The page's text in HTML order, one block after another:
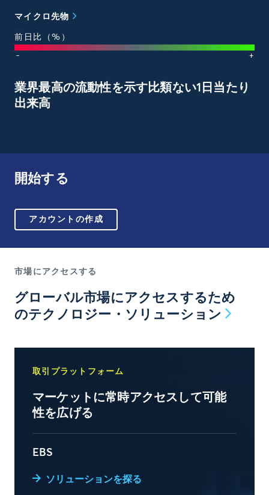
マイクロ先物
前日比（%）
- +
業界最高の流動性を示す比類ない1日当たり
出来高
開始する
アカウントの作成
市場にアクセスする
グローバル市場にアクセスするため
のテクノロジー・ソリューション
取引プラットフォーム
マーケットに常時アクセスして可能
性を広げる
EBS
ソリューションを探る